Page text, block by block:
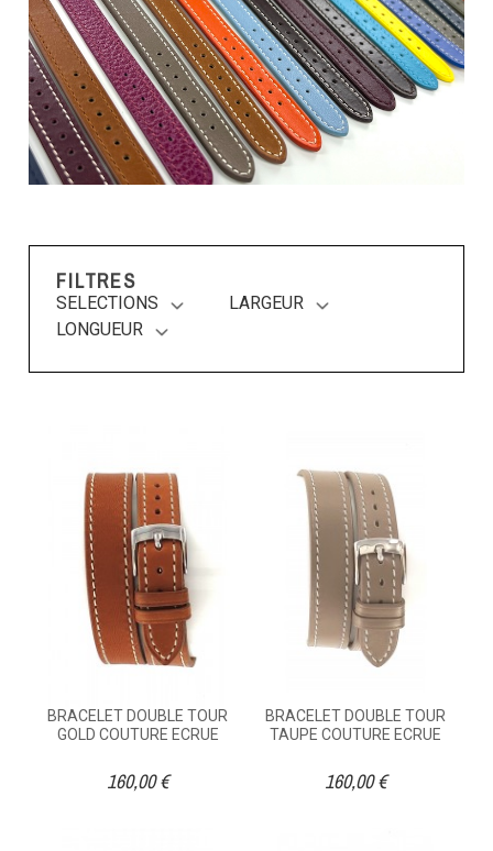
FILTRES
SELECTIONS
LARGEUR
LONGUEUR
BRACELET DOUBLE TOUR
GOLD COUTURE ECRUE
160,00 €
BRACELET DOUBLE TOUR
TAUPE COUTURE ECRUE
160,00 €